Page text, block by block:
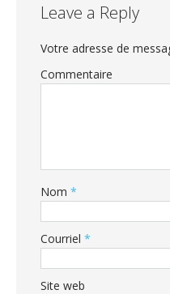
Leave a Reply
Votre adresse de
Commentaire
Nom *
Courriel *
Site web